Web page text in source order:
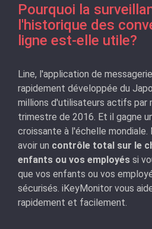
Pourquoi la
l'historique des
ligne est-elle utile?
Line, l'application de
rapidement développée du
millions d'utilisateurs actifs par
trimestre de 2016. Et il gagne
croissante à l'échelle mondiale.
avoir un contrôle total sur le
enfants ou vos employés si
que vos enfants ou vos
sécurisés. iKeyMonitor vous
rapidement et facilement.